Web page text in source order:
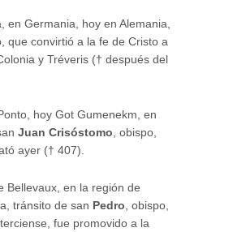
en Germania, hoy en Alemania,
que convirtió a la fe de Cristo a
y Tréveris († después del
hoy Got Gumenekm, en
Juan Crisóstomo , obispo,
ayer († 407).
Bellevaux, en la región de
tránsito de san Pedro , obispo,
fue promovido a la